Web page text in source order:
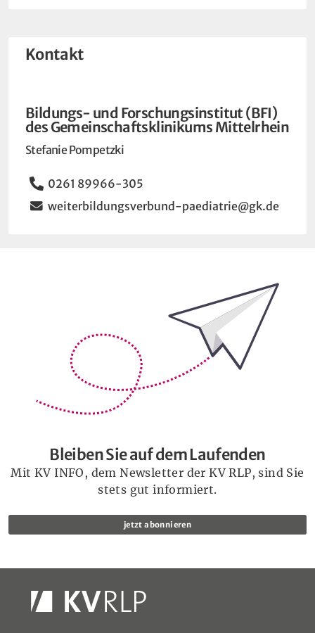
Kontakt
Bildungs- und Forschungsinstitut (BFI)
des Gemeinschaftsklinikums Mittelrhein
Stefanie Pompetzki
Telefon
0261 89966-305
Email
weiterbildungsverbund-paediatrie@gk.de
Bleiben Sie auf dem Laufenden
Mit KV INFO, dem Newsletter der KV RLP, sind Sie
stets gut informiert.
jetzt abonnieren